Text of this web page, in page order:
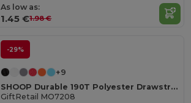
As low as:
1.45 €1.98 €
-29%
+9
SHOOP Durable 190T Polyester Drawstring Day Trip Bag
GiftRetail MO7208